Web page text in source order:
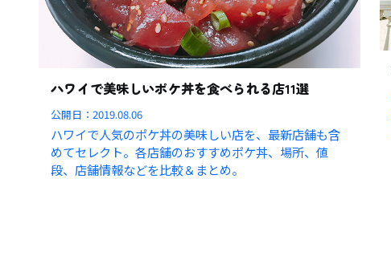
ハワイで美味しいポケ丼を食べられる店11選
公開日：2019.08.06
ハワイで人気のポケ丼の美味しい店を、最新店舗も含
めてセレクト。各店舗のおすすめポケ丼、場所、値
段、店舗情報などを比較＆まとめ。